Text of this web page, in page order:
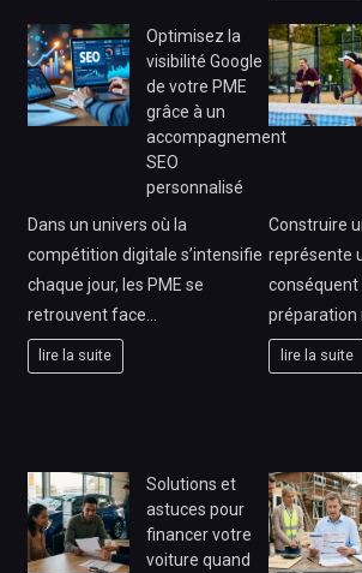
Optimisez la
visibilité Google
de votre PME
grâce à un
accompagnement
SEO
personnalisé
Dans un univers où la
compétition digitale s’intensifie
chaque jour, les PME se
retrouvent face…
lire la suite
Construire
représente
conséquent
préparation
lire la suite
Solutions et
astuces pour
financer votre
voiture quand